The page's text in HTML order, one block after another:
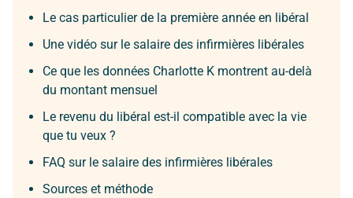
Le cas particulier de la première année en libéral
Une vidéo sur le salaire des infirmières libérales
Ce que les données Charlotte K montrent au-delà
du montant mensuel
Le revenu du libéral est-il compatible avec la vie
que tu veux ?
FAQ sur le salaire des infirmières libérales
Sources et méthode